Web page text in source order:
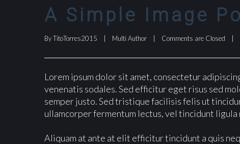
A Simple Image
By TitoTorres2015 Multi Author Comments are Closed
Lorem ipsum dolor sit amet, consectetur
venenatis sodales. Sed efficitur eget risus sed
semper justo. Sed tristique facilisis felis ut
ullamcorper fermentum lectus, vel tincidunt ligula
Aliquam at ante at elit efficitur tincidunt a quis